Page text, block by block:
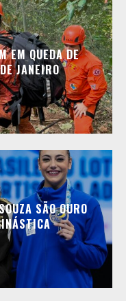
EM QUEDA DE
JANEIRO
SÃO OURO